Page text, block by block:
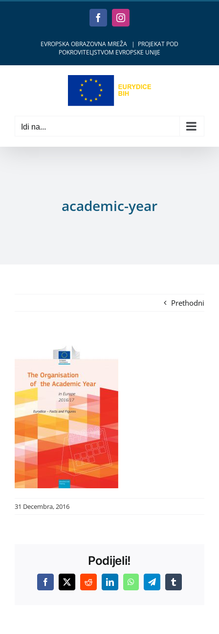
FacebookInstagram
EVROPSKA OBRAZOVNA MREŽA | PROJEKAT POD
POKROVITELJSTVOM EVROPSKE UNIJE
Idi na...
academic-year
Prethodni
31 Decembra, 2016
Podijeli!
Facebook
X RedditLinkedInWhatsAppTelegramTumblr